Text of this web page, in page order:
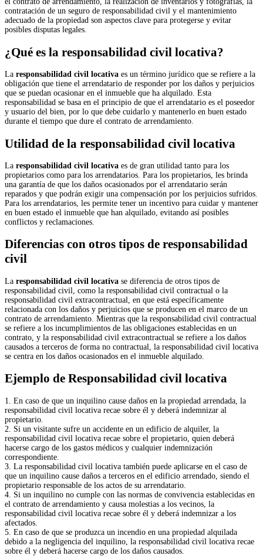
contratación de un seguro de responsabilidad civil y el mantenimiento
adecuado de la propiedad son aspectos clave para protegerse y evitar
posibles disputas legales.
¿Qué es la responsabilidad civil locativa?
La responsabilidad civil locativa es un término jurídico que se refiere a la
obligación que tiene el arrendatario de responder por los daños y perjuicios
que se puedan ocasionar en el inmueble que ha alquilado. Esta
responsabilidad se basa en el principio de que el arrendatario es el poseedor
y usuario del bien, por lo que debe cuidarlo y mantenerlo en buen estado
durante el tiempo que dure el contrato de arrendamiento.
Utilidad de la responsabilidad civil locativa
La responsabilidad civil locativa es de gran utilidad tanto para los
propietarios como para los arrendatarios. Para los propietarios, les brinda
una garantía de que los daños ocasionados por el arrendatario serán
reparados y que podrán exigir una compensación por los perjuicios sufridos.
Para los arrendatarios, les permite tener un incentivo para cuidar y mantener
en buen estado el inmueble que han alquilado, evitando así posibles
conflictos y reclamaciones.
Diferencias con otros tipos de responsabilidad
civil
La responsabilidad civil locativa se diferencia de otros tipos de
responsabilidad civil, como la responsabilidad civil contractual o la
responsabilidad civil extracontractual, en que está específicamente
relacionada con los daños y perjuicios que se producen en el marco de un
contrato de arrendamiento. Mientras que la responsabilidad civil contractual
se refiere a los incumplimientos de las obligaciones establecidas en un
contrato, y la responsabilidad civil extracontractual se refiere a los daños
causados a terceros de forma no contractual, la responsabilidad civil locativa
se centra en los daños ocasionados en el inmueble alquilado.
Ejemplo de Responsabilidad civil locativa
1. En caso de que un inquilino cause daños en la propiedad arrendada, la
responsabilidad civil locativa recae sobre él y deberá indemnizar al
propietario.
2. Si un visitante sufre un accidente en un edificio de alquiler, la
responsabilidad civil locativa recae sobre el propietario, quien deberá
hacerse cargo de los gastos médicos y cualquier indemnización
correspondiente.
3. La responsabilidad civil locativa también puede aplicarse en el caso de
que un inquilino cause daños a terceros en el edificio arrendado, siendo el
propietario responsable de los actos de su arrendatario.
4. Si un inquilino no cumple con las normas de convivencia establecidas en
el contrato de arrendamiento y causa molestias a los vecinos, la
responsabilidad civil locativa recae sobre él y deberá indemnizar a los
afectados.
5. En caso de que se produzca un incendio en una propiedad alquilada
debido a la negligencia del inquilino, la responsabilidad civil locativa recae
sobre él y deberá hacerse cargo de los daños causados.